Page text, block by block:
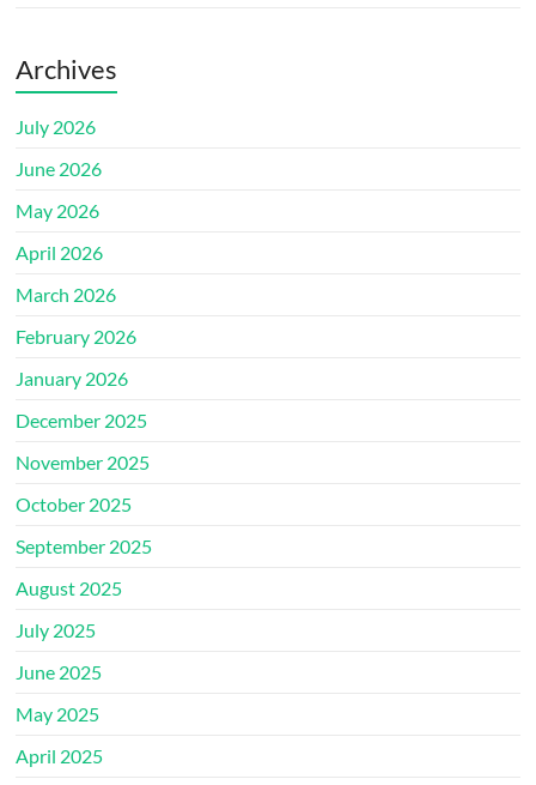
Archives
July 2026
June 2026
May 2026
April 2026
March 2026
February 2026
January 2026
December 2025
November 2025
October 2025
September 2025
August 2025
July 2025
June 2025
May 2025
April 2025